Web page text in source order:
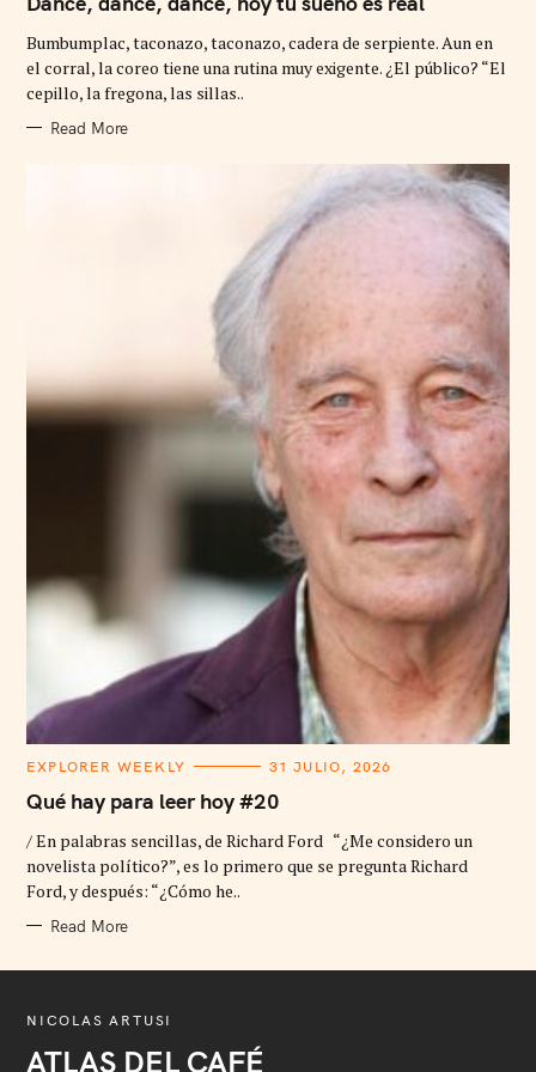
E
O
R
I
E
Bumbumplac, taconazo, taconazo, cadera de serpiente. Aun en
el corral, la coreo tiene una rutina muy exigente. ¿El público? “El
cepillo, la fregona, las sillas..
Read More
C
T
E
O
I
E
EXPLORER WEEKLY 31 JULIO, 2026
Qué hay para leer hoy #20
/ En palabras sencillas, de Richard Ford “¿Me considero un
novelista político?”, es lo primero que se pregunta Richard
Ford, y después: “¿Cómo he..
Read More
NICOLAS ARTUSI
ATLAS DEL CAFÉ